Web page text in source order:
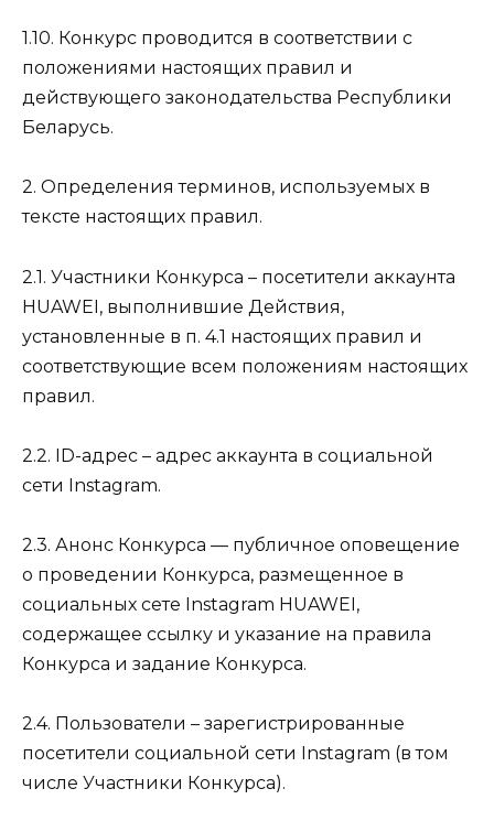
1.10. Конкурс проводится в соответствии с
положениями настоящих правил и
действующего законодательства Республики
Беларусь.
2. Определения терминов, используемых в
тексте настоящих правил.
2.1. Участники Конкурса – посетители аккаунта
HUAWEI, выполнившие Действия,
установленные в п. 4.1 настоящих правил и
соответствующие всем положениям настоящих
правил.
2.2. ID-адрес – адрес аккаунта в социальной
сети Instagram.
2.3. Анонс Конкурса — публичное оповещение
о проведении Конкурса, размещенное в
социальных сете Instagram HUAWEI,
содержащее ссылку и указание на правила
Конкурса и задание Конкурса.
2.4. Пользователи – зарегистрированные
посетители социальной сети Instagram (в том
числе Участники Конкурса).